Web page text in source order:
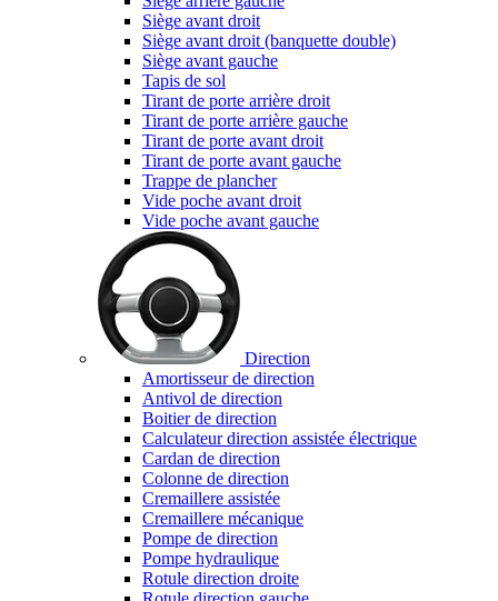
Siège avant droit
Siège avant droit (banquette double)
Siège avant gauche
Tapis de sol
Tirant de porte arrière droit
Tirant de porte arrière gauche
Tirant de porte avant droit
Tirant de porte avant gauche
Trappe de plancher
Vide poche avant droit
Vide poche avant gauche
Direction
Amortisseur de direction
Antivol de direction
Boitier de direction
Calculateur direction assistée électrique
Cardan de direction
Colonne de direction
Cremaillere assistée
Cremaillere mécanique
Pompe de direction
Pompe hydraulique
Rotule direction droite